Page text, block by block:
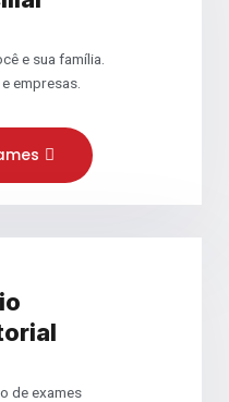
e sua família.
empresas.
de exames